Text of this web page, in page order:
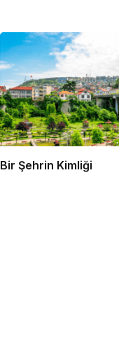
Bir Şehrin Kimliği